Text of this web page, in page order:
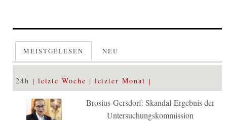
MEISTGELESEN NEU
24h letzte Woche letzter Monat
Brosius-Gersdorf: Skandal-Ergebnis der
Untersuchungskommission